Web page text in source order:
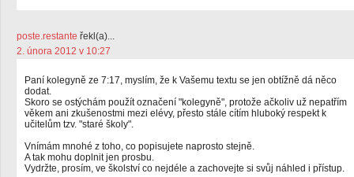
poste.restante řekl(a)...
2. února 2012 v 10:27
Paní kolegyně ze 7:17, myslím, že k Vašemu textu se jen obtížně dá něco
dodat.
Skoro se ostýchám použít označení "kolegyně", protože ačkoliv už nepatřím
věkem ani zkušenostmi mezi elévy, přesto stále cítím hluboký respekt k
učitelům tzv. "staré školy".
Vnímám mnohé z toho, co popisujete naprosto stejně.
A tak mohu doplnit jen prosbu.
Vydržte, prosím, ve školství co nejdéle a zachovejte si svůj náhled i přístup.